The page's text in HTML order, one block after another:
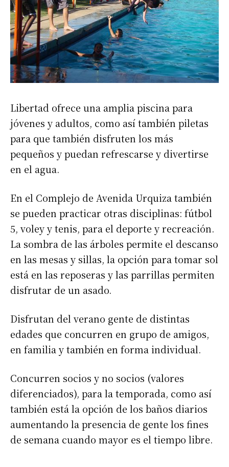
Libertad ofrece una amplia piscina para
jóvenes y adultos, como así también piletas
para que también disfruten los más
pequeños y puedan refrescarse y divertirse
en el agua.
En el Complejo de Avenida Urquiza también
se pueden practicar otras disciplinas: fútbol
5, voley y tenis, para el deporte y recreación.
La sombra de las árboles permite el descanso
en las mesas y sillas, la opción para tomar sol
está en las reposeras y las parrillas permiten
disfrutar de un asado.
Disfrutan del verano gente de distintas
edades que concurren en grupo de amigos,
en familia y también en forma individual.
Concurren socios y no socios (valores
diferenciados), para la temporada, como así
también está la opción de los baños diarios
aumentando la presencia de gente los fines
de semana cuando mayor es el tiempo libre.